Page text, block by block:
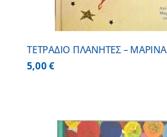
ΤΕΤΡΑΔΙΟ ΠΛΑΝΗΤΕΣ – ΜΑΡΙΝΑ
5,00€